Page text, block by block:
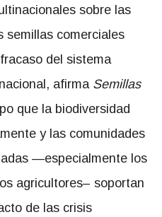
sobre las
semillas comerciales
del sistema
afirma Semillas
que la biodiversidad
y las comunidades
—especialmente los
agricultores– soportan
de las crisis